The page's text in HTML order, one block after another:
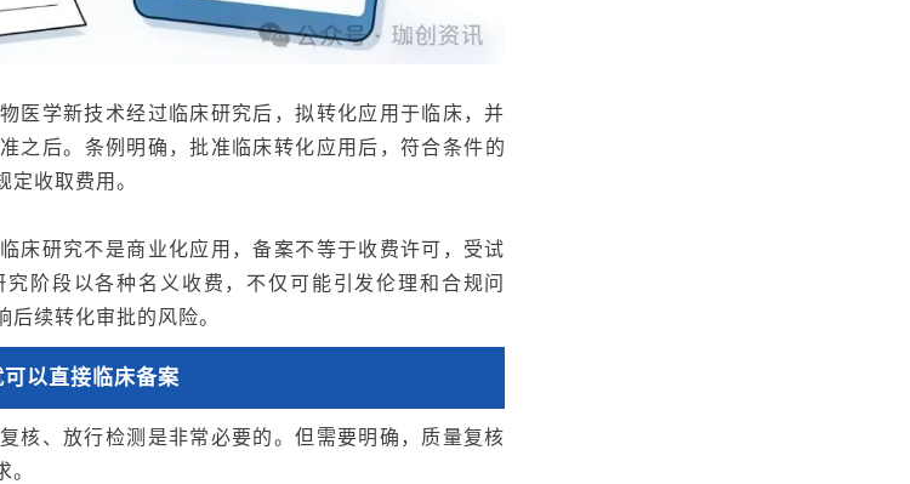
医学新技术经过临床研究后，拟转化应用于临床，并
之后。条例明确，批准临床转化应用后，符合条件的
定收取费用。
床研究不是商业化应用，备案不等于收费许可，受试
阶段以各种名义收费，不仅可能引发伦理和合规问
续转化审批的风险。
以直接临床备案
核、放行检测是非常必要的。但需要明确，质量复核
。